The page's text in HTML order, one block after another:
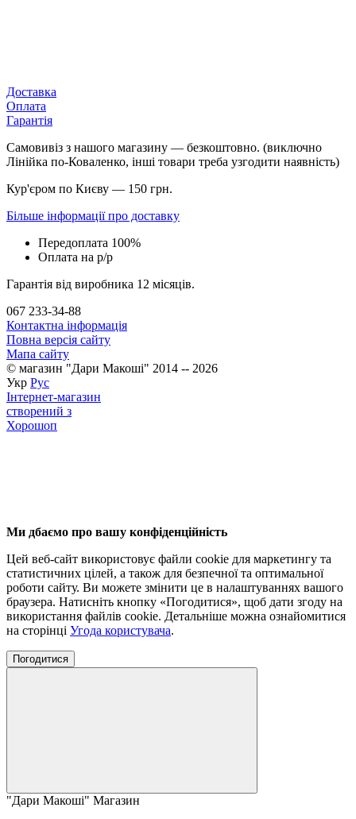
Доставка
Оплата
Гарантія
Самовивіз з нашого магазину — безкоштовно. (виключно
Лінійка по-Коваленко, інші товари треба узгодити наявність)
Кур'єром по Києву — 150 грн.
Більше інформації про доставку
Передоплата 100%
Оплата на р/р
Гарантія від виробника 12 місяців.
067 233-34-88
Контактна інформація
Повна версія сайту
Мапа сайту
© магазин "Дари Макоші" 2014 -- 2026
Укр Рус
Інтернет-магазин
створений з
Хорошоп
Ми дбаємо про вашу конфіденційність
Цей веб-сайт використовує файли cookie для маркетингу та
статистичних цілей, а також для безпечної та оптимальної
роботи сайту. Ви можете змінити це в налаштуваннях вашого
браузера. Натисніть кнопку «Погодитися», щоб дати згоду на
використання файлів cookie. Детальніше можна ознайомитися
на сторінці Угода користувача.
Погодитися
"Дари Макоші" Магазин